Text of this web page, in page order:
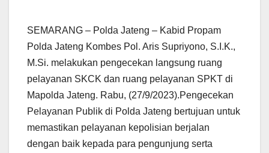
SEMARANG – Polda Jateng – Kabid Propam
Polda Jateng Kombes Pol. Aris Supriyono, S.I.K.,
M.Si. melakukan pengecekan langsung ruang
pelayanan SKCK dan ruang pelayanan SPKT di
Mapolda Jateng. Rabu, (27/9/2023).Pengecekan
Pelayanan Publik di Polda Jateng bertujuan untuk
memastikan pelayanan kepolisian berjalan
dengan baik kepada para pengunjung serta